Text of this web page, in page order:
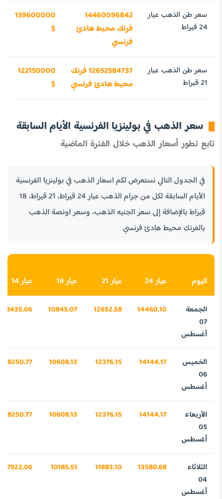
سعر طن الذهب عيار
24 قيراط
14460096842
فرنك محيط هادئ
فرنسي
139600000
$
سعر طن الذهب عيار
21 قيراط
12652584737 فرنك
محيط هادئ فرنسي
122150000
$
سعر الذهب في بولينزيا الفرنسية الأيام السابقة
تابع تطور أسعار الذهب خلال الفترة الماضية
في الجدول التالي نستعرض لكم اسعار الذهب في بولينزيا الفرنسية
الأيام السابقة لكل من جرام الذهب عيار 24 قيراط، 21 قيراط، 18
قيراط بالإضافة إلى سعر الجنيه الذهب، وسعر اونصة الذهب
بالفرنك محيط هادئ فرنسي
اليوم عيار 24 عيار 21 عيار 18 عيار 14
الجمعة
07
أغسطس
14460.10
12652.58
10845.07
8435.06
الخميس
06
أغسطس
14144.17
12376.15
10608.13
8250.77
الأربعاء
05
أغسطس
14144.17
12376.15
10608.13
8250.77
الثلاثاء
04
أغسطس
13580.68
11883.10
10185.51
7922.06